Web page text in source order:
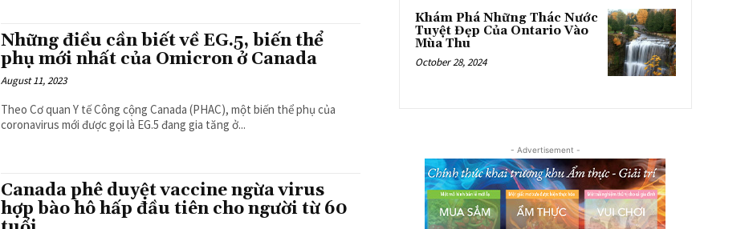
Những điều cần biết về EG.5, biến thể
phụ mới nhất của Omicron ở Canada
August 11, 2023
Theo Cơ quan Y tế Công cộng Canada (PHAC), một biến thể phụ của
coronavirus mới được gọi là EG.5 đang gia tăng ở...
Canada phê duyệt vaccine ngừa virus
hợp bào hô hấp đầu tiên cho người từ 60
Khám Phá Những Thác Nước
Tuyệt Đẹp Của Ontario Vào
Mùa Thu
October 28, 2024
- Advertisement -